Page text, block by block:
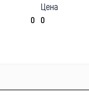
Цена